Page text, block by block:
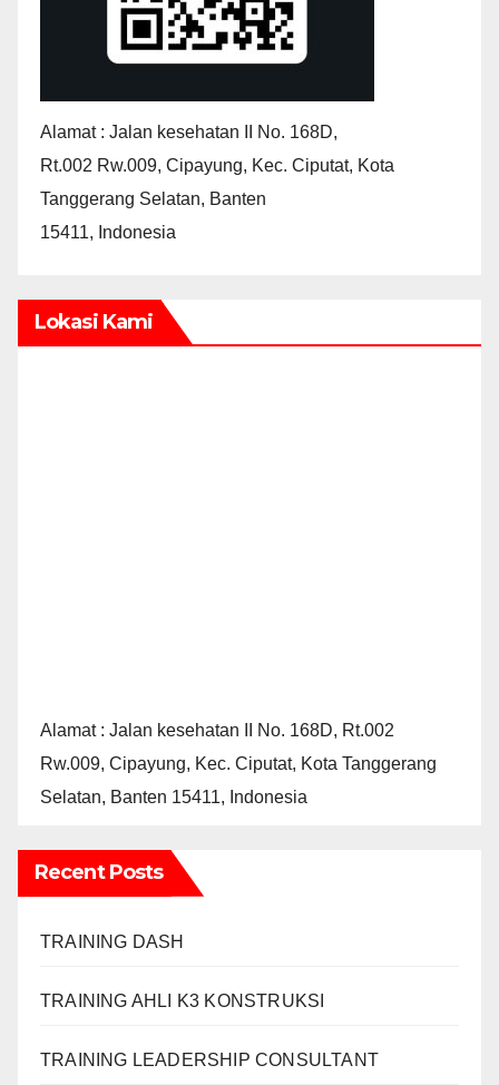
Alamat : Jalan kesehatan II No. 168D,
Rt.002 Rw.009, Cipayung, Kec. Ciputat, Kota
Tanggerang Selatan, Banten
15411, Indonesia
Lokasi Kami
Alamat : Jalan kesehatan II No. 168D, Rt.002
Rw.009, Cipayung, Kec. Ciputat, Kota Tanggerang
Selatan, Banten 15411, Indonesia
Recent Posts
TRAINING DASH
TRAINING AHLI K3 KONSTRUKSI
TRAINING LEADERSHIP CONSULTANT